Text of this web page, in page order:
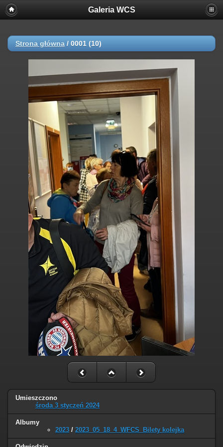
Galeria WCS
Strona główna / 0001 (10)
Umieszczono
środa 3 styczeń 2024
Albumy
2023 / 2023_05_18_4_WFCS_Bilety kolejka